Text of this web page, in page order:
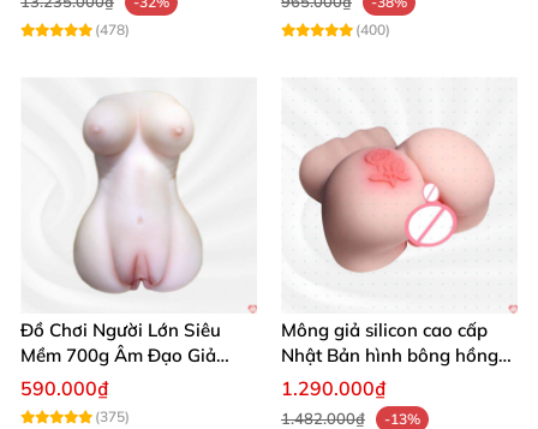
(478)
(400)
Đồ Chơi Người Lớn Siêu
Mềm 700g Âm Đạo Giả
Silicon Tự Sướng
590.000₫
(375)
Mông giả silicon cao cấp
Nhật Bản hình bông hồng
siêu thực
1.290.000₫
1.482.000₫
-13%